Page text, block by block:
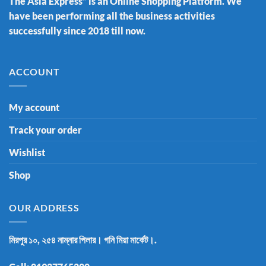
have been performing all the business activities
successfully since 2018 till now.
ACCOUNT
My account
Track your order
Wishlist
Shop
OUR ADDRESS
মিরপুর ১০, ২৫৪ নাম্নার পিলার। গনি মিয়া মার্কেট।.